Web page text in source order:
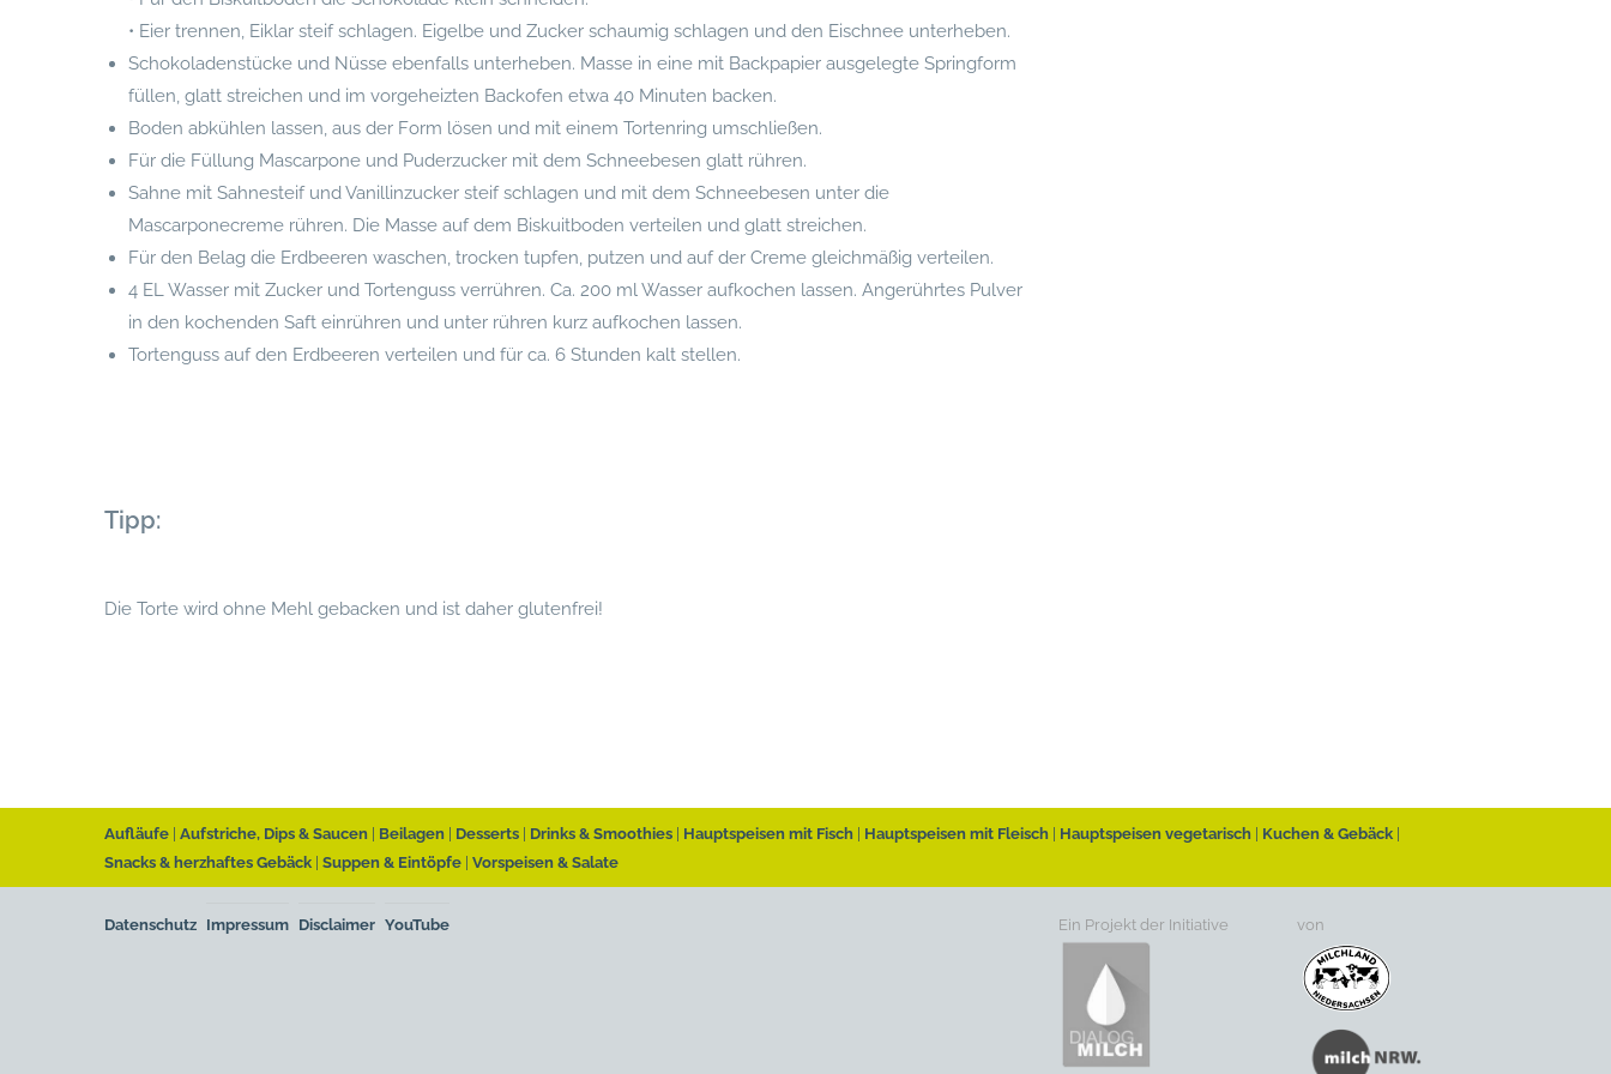
• Eier trennen, Eiklar steif schlagen. Eigelbe und Zucker schaumig schlagen und den Eischnee unterheben.
Schokoladenstücke und Nüsse ebenfalls unterheben. Masse in eine mit Backpapier ausgelegte Springform
füllen, glatt streichen und im vorgeheizten Backofen etwa 40 Minuten backen.
Boden abkühlen lassen, aus der Form lösen und mit einem Tortenring umschließen.
Für die Füllung Mascarpone und Puderzucker mit dem Schneebesen glatt rühren.
Sahne mit Sahnesteif und Vanillinzucker steif schlagen und mit dem Schneebesen unter die
Mascarponecreme rühren. Die Masse auf dem Biskuitboden verteilen und glatt streichen.
Für den Belag die Erdbeeren waschen, trocken tupfen, putzen und auf der Creme gleichmäßig verteilen.
4 EL Wasser mit Zucker und Tortenguss verrühren. Ca. 200 ml Wasser aufkochen lassen. Angerührtes Pulver
in den kochenden Saft einrühren und unter rühren kurz aufkochen lassen.
Tortenguss auf den Erdbeeren verteilen und für ca. 6 Stunden kalt stellen.
Tipp:
Die Torte wird ohne Mehl gebacken und ist daher glutenfrei!
Aufläufe Aufstriche, Dips & Saucen Beilagen Desserts Drinks & Smoothies Hauptspeisen mit Fisch Hauptspeisen mit Fleisch Hauptspeisen vegetarisch
Kuchen & Gebäck
Snacks & herzhaftes Gebäck Suppen & Eintöpfe Vorspeisen & Salate
Datenschutz Impressum Disclaimer YouTube Ein Projekt der Initiative von